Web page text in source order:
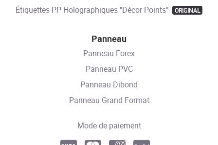
Étiquettes PP Holographiques "Décor Points"
ORIGINAL
Panneau
Panneau Forex
Panneau PVC
Panneau Dibond
Panneau Grand Format
Mode de paiement